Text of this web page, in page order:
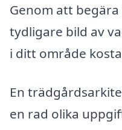
Genom att
tydligare bild av
i ditt område
En
en rad olika